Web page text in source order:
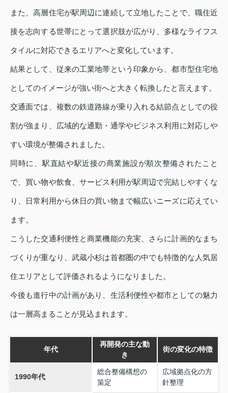
また、高層住宅が駅周辺に連続して立地したことで、職住近
接を志向する世帯にとって選択肢が広がり、多様なライフス
タイルに対応できるエリアへと変化しています。
結果として、従来の工業地帯という印象から、都市型住宅地
としてのイメージが強い街へと大きく転換したと言えます。
交通面では、複数の鉄道路線が乗り入れる結節点としての役
割が強まり、広域的な通勤・通学やビジネス利用に対応しや
すい環境が整備されました。
同時に、駅直結や駅近接の商業施設が順次整備されたこと
で、買い物や飲食、サービス利用が駅周辺で完結しやすくな
り、日常利用から休日の買い物まで幅広いニーズに応えてい
ます。
こうした交通利便性と商業機能の充実、さらに計画的なまち
づくりが重なり、武蔵小杉は首都圏の中でも特徴的な人気居
住エリアとして評価されるようになりました。
今後も進行中の計画があり、生活利便性や都市としての魅力
は一層高まることが見込まれます。
年代
再開発の主な動
き
街の変化の特徴
1990年代
総合整備構想の
策定
広域拠点化の方
針整理